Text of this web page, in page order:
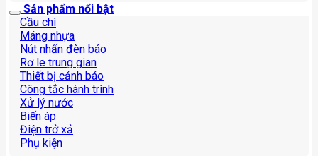
Sản phẩm nổi bật
Cầu chì
Máng nhựa
Nút nhấn đèn báo
Rơ le trung gian
Thiết bị cảnh báo
Công tắc hành trình
Xử lý nước
Biến áp
Điện trở xả
Phụ kiện